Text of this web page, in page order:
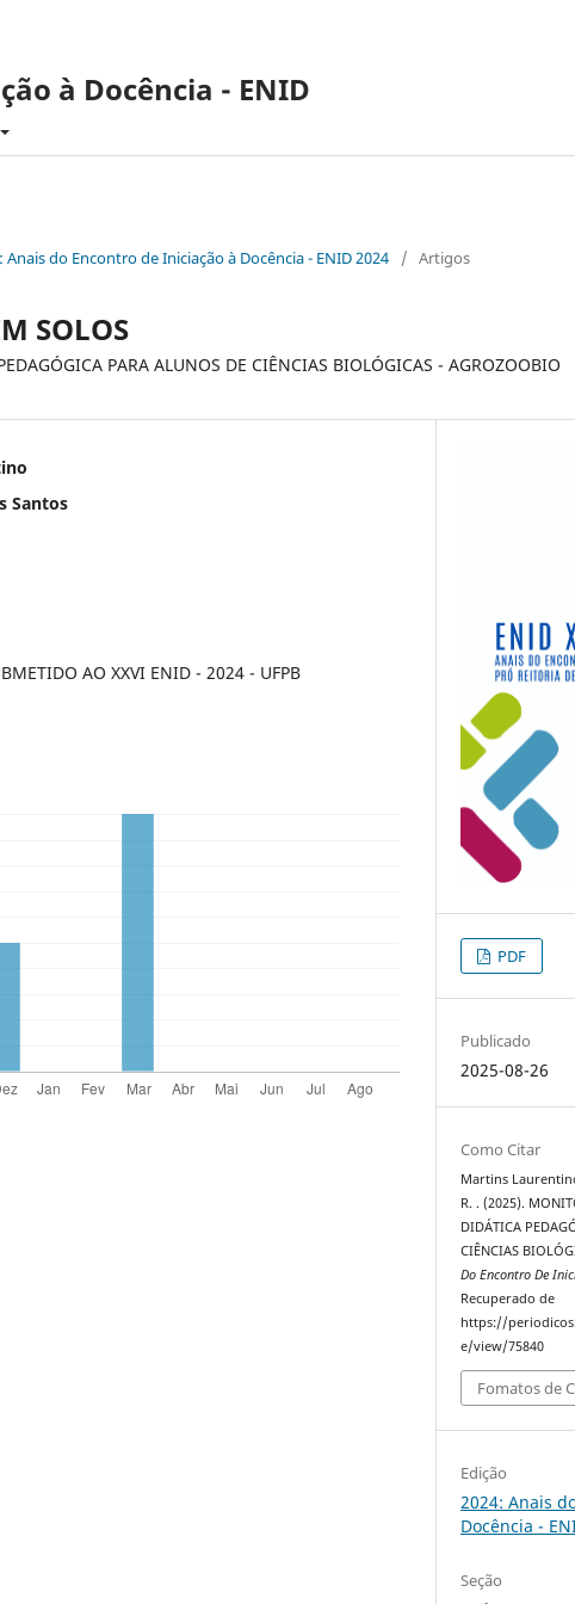
à Docência - ENID
Anais do Encontro de Iniciação à Docência - ENID 2024 / Artigos
SOLOS
PARA ALUNOS DE CIÊNCIAS BIOLÓGICAS - AGROZOOBIO
Santos
AO XXVI ENID - 2024 - UFPB
PDF
Publicado
2025-08-26
Como Citar
Martins
R. . (2025).
DIDÁTICA
CIÊNCIAS
Do Encontro De
Recuperado de
https://
e/view/75840
Fomatos de
Edição
2024: Anais
Docência -
Seção